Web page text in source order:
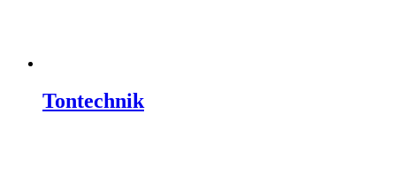
Tontechnik